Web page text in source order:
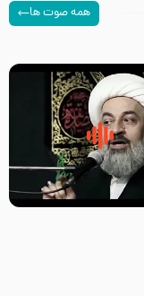
همه صوت ها
که اسباب رزق زیاد و عمر
است حجت السلام حسین